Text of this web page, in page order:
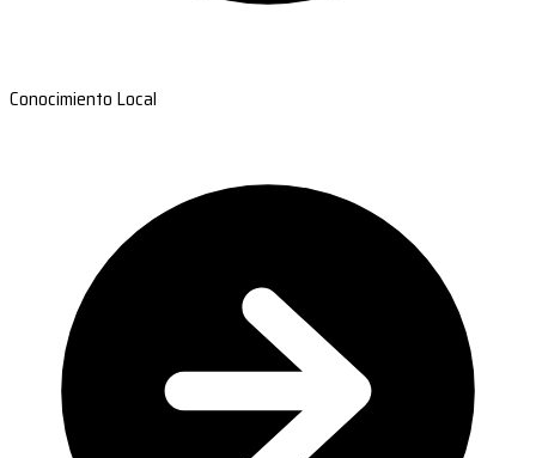
Conocimiento Local